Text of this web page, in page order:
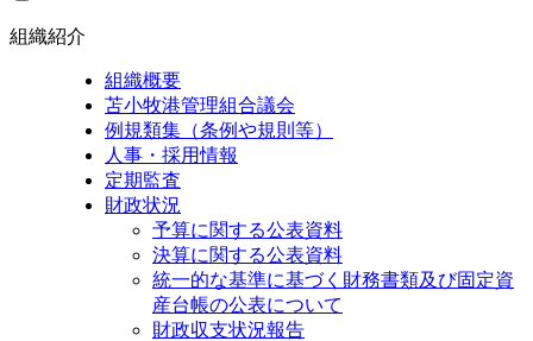
組織紹介
組織概要
苫小牧港管理組合議会
例規類集（条例や規則等）
人事・採用情報
定期監査
財政状況
予算に関する公表資料
決算に関する公表資料
統一的な基準に基づく財務書類及び固定資
産台帳の公表について
財政収支状況報告